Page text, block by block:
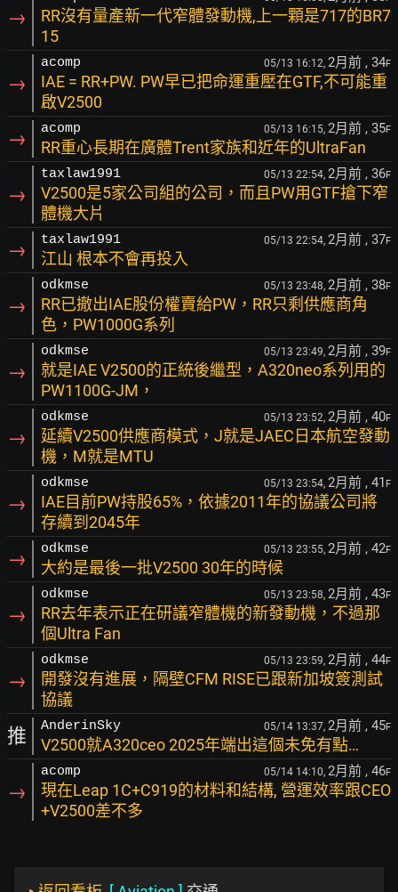
→
RR沒有量產新一代窄體發動機,上一顆是717的BR7
15
→
acomp 05/13 16:12, 2月前 , 34F
IAE = RR+PW. PW早已把命運重壓在GTF,不可能重
啟V2500
→ acomp 05/13 16:15, 2月前 , 35F
RR重心長期在廣體Trent家族和近年的UltraFan
→
taxlaw1991 05/13 22:54, 2月前 , 36F
V2500是5家公司組的公司，而且PW用GTF搶下窄
體機大片
→ taxlaw1991 05/13 22:54, 2月前 , 37F
江山 根本不會再投入
→
odkmse 05/13 23:48, 2月前 , 38F
RR已撤出IAE股份權賣給PW，RR只剩供應商角
色，PW1000G系列
→
odkmse 05/13 23:49, 2月前 , 39F
就是IAE V2500的正統後繼型，A320neo系列用的
PW1100G-JM，
→
odkmse 05/13 23:52, 2月前 , 40F
延續V2500供應商模式，J就是JAEC日本航空發動
機，M就是MTU
→
odkmse 05/13 23:54, 2月前 , 41 F
IAE目前PW持股65%，依據2011年的協議公司將
存續到2045年
→ odkmse 05/13 23:55, 2月前 , 42F
大約是最後一批V2500 30年的時候
→
odkmse 05/13 23:58, 2月前 , 43F
RR去年表示正在研議窄體機的新發動機，不過那
個Ultra Fan
→
odkmse 05/13 23:59, 2月前 , 44F
開發沒有進展，隔壁CFM RISE已跟新加坡簽測試
協議
推 AnderinSky 05/14 13:37, 2月前 , 45F
V2500就A320ceo 2025年端出這個未免有點…
→
acomp 05/14 14:10, 2月前 , 46F
現在Leap 1C+C919的材料和結構, 營運效率跟CEO
+V2500差不多